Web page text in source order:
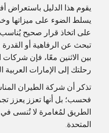
يقوم هذا الدليل
يسلط الضوء على ميزاتها
على اتخاذ قرار صحيح
تبحث عن الرفاهية أو
بين الاثنين معًا، فإن
رحلتك إلى الإمارات العربية
تذكر أن شركة الطيران
فحسب؛ بل أنها تعزز يعزز
الطريق لمُغامرة لا تُنسى في
المتحدة.